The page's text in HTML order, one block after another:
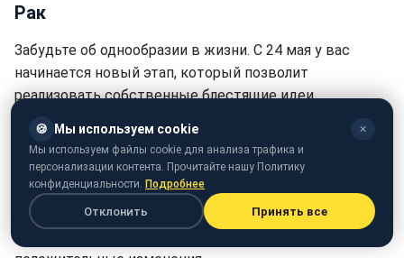
Рак
Забудьте об однообразии в жизни. С 24 мая у вас
начинается новый этап, который позволит
реализовать собственные блестящие идеи.
Может состояться важный разговор или поступить
сообщение, которое заставит вас покинуть зону
комфорта. Скажите "да" новому и неожиданному.
То, что приближается - к лучшему. Вам не придется
🍪 Мы используем cookie ✕
Мы используем файлы cookie для анализа трафика и
персонализации контента. Прочитайте нашу Политику
конфиденциальности. Подробнее
Отклонить Принять все